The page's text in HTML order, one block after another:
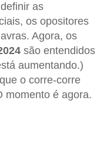
as
os opositores
Agora, os
são entendidos
aumentando.)
o corre-corre
momento é agora.